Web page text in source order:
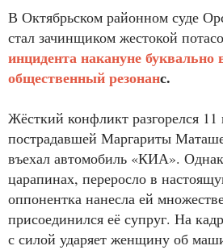
В Октябрьском районном суде
стал зачинщиком жестокой
инцидента накануне
общественный резонанс.
Жёсткий конфликт разгорелся
пострадавшей Маргариты
въехал автомобиль «КИА».
царапинах, переросло в
оппонентка нанесла ей
присоединился её супруг. На
с силой ударяет женщину об